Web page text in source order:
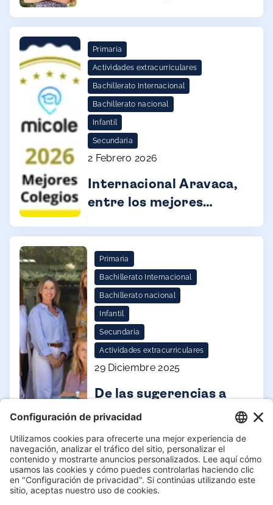
Comunidad de Madrid
(2026) por Micole.net
Primaria
Actividades extracurriculares
Bachillerato Internacional
Bachillerato nacional
Infantil
Secundaria
2 Febrero 2026
Internacional Aravaca,
entre los mejores
España (2026) por
Micole.net
Primaria
Bachillerato Internacional
Bachillerato nacional
Infantil
Secundaria
Actividades extracurriculares
29 Diciembre 2025
De las sugerencias a
los resultados.
evaluación mejorada